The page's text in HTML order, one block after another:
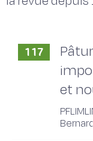
117
et